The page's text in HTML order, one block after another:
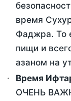
время
Фаджра. То
пищи и
азаном на
Время
ОЧЕНЬ